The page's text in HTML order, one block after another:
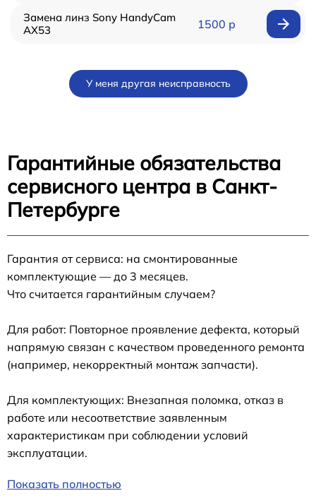
Замена линз Sony HandyCam
AX53
1500 р
У меня другая неисправность
Гарантийные обязательства
сервисного центра в Санкт-
Петербурге
Гарантия от сервиса: на смонтированные
комплектующие — до 3 месяцев.
Что считается гарантийным случаем?
Для работ: Повторное проявление дефекта, который
напрямую связан с качеством проведенного ремонта
(например, некорректный монтаж запчасти).
Для комплектующих: Внезапная поломка, отказ в
работе или несоответствие заявленным
характеристикам при соблюдении условий
эксплуатации.
Показать полностью